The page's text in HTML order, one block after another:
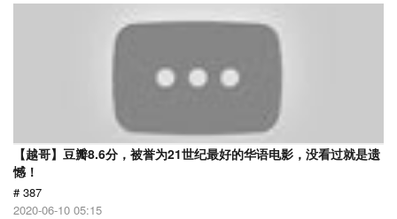
【越哥】豆瓣8.6分，被誉为21世纪最好的华语电影，没看过就是遗
憾！
# 387
2020-06-10 05:15